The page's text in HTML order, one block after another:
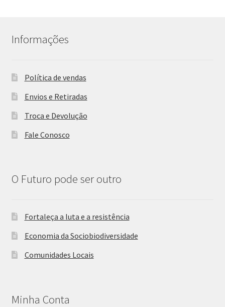
Informações
Política de vendas
Envios e Retiradas
Troca e Devolução
Fale Conosco
O Futuro pode ser outro
Fortaleça a luta e a resistência
Economia da Sociobiodiversidade
Comunidades Locais
Minha Conta